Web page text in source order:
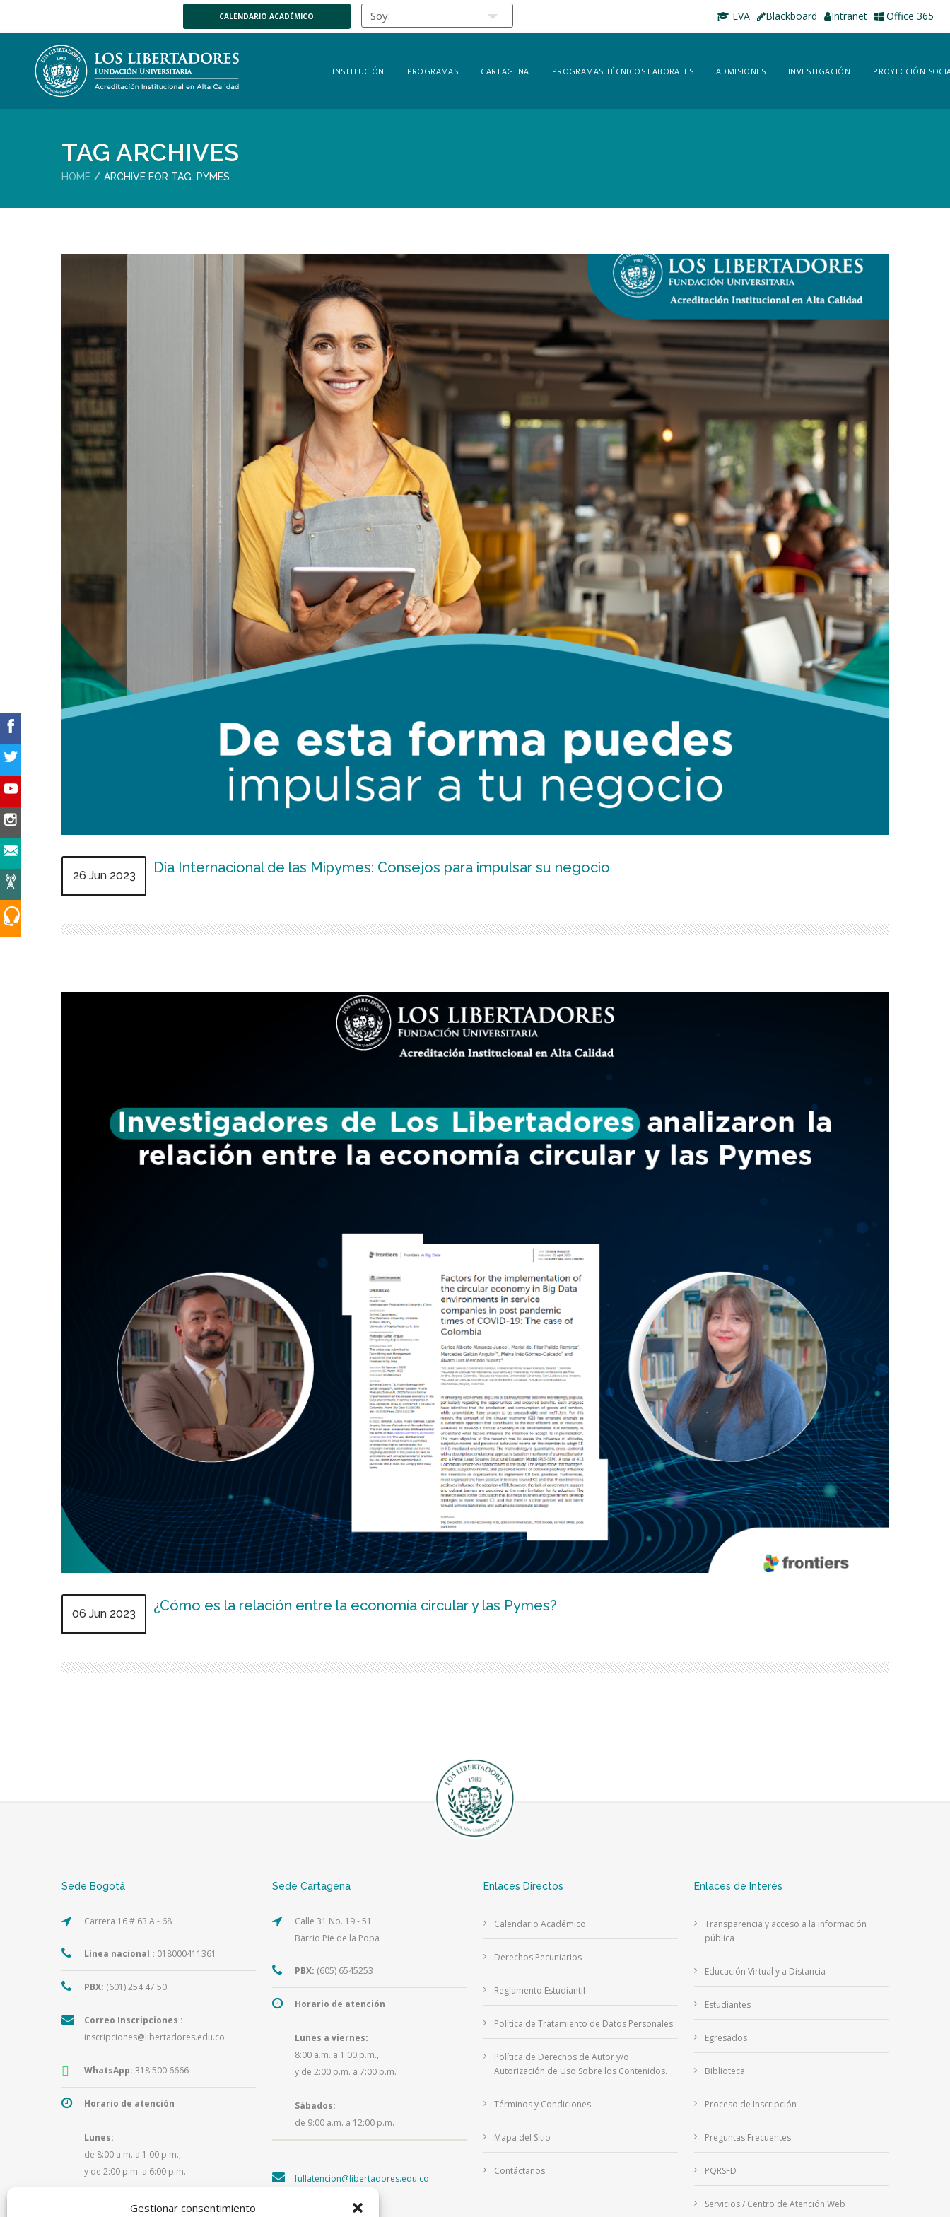
Gestionar consentimiento
CALENDARIO ACADÉMICO EVA Blackboard Intranet Office 365
INSTITUCIÓN PROGRAMAS CARTAGENA PROGRAMAS TÉCNICOS LABORALES ADMISIONES INVESTIGACIÓN PROYECCIÓN
TAG ARCHIVES
HOME ARCHIVE FOR TAG: PYMES
26 Jun 2023 Día Internacional de las Mipymes: Consejos para impulsar su negocio
06 Jun 2023 ¿Cómo es la relación entre la economía circular y las Pymes?
Sede Bogotá
Carrera 16 # 63 A - 68
Línea nacional : 018000411361
PBX: (601) 254 47 50
Correo Inscripciones :
inscripciones@libertadores.edu.co
WhatsApp: 318 500 6666
Horario de atención
Lunes:
de 8:00 a.m. a 1:00 p.m.,
y de 2:00 p.m. a 6:00 p.m.
Martes a viernes:
Sede Cartagena
Calle 31 No. 19 - 51
Barrio Pie de la Popa
PBX: (605) 6545253
Horario de atención
Lunes a viernes:
8:00 a.m. a 1:00 p.m.,
y de 2:00 p.m. a 7:00 p.m.
Sábados:
de 9:00 a.m. a 12:00 p.m.
fullatencion@libertadores.edu.co
Enlaces Directos
Calendario Académico
Derechos Pecuniarios
Reglamento Estudiantil
Política de Tratamiento de Datos Personales
Política de Derechos de Autor y/o
Autorización de Uso Sobre los Contenidos.
Términos y Condiciones
Mapa del Sitio
Contáctanos
Enlaces de Interés
Transparencia y acceso a la información
pública
Educación Virtual y a Distancia
Estudiantes
Egresados
Biblioteca
Proceso de Inscripción
Preguntas Frecuentes
PQRSFD
Servicios / Centro de Atención Web